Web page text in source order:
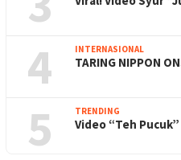
4 INTERNASIONAL
TARING NIPPON
5 TRENDING
Video “Teh